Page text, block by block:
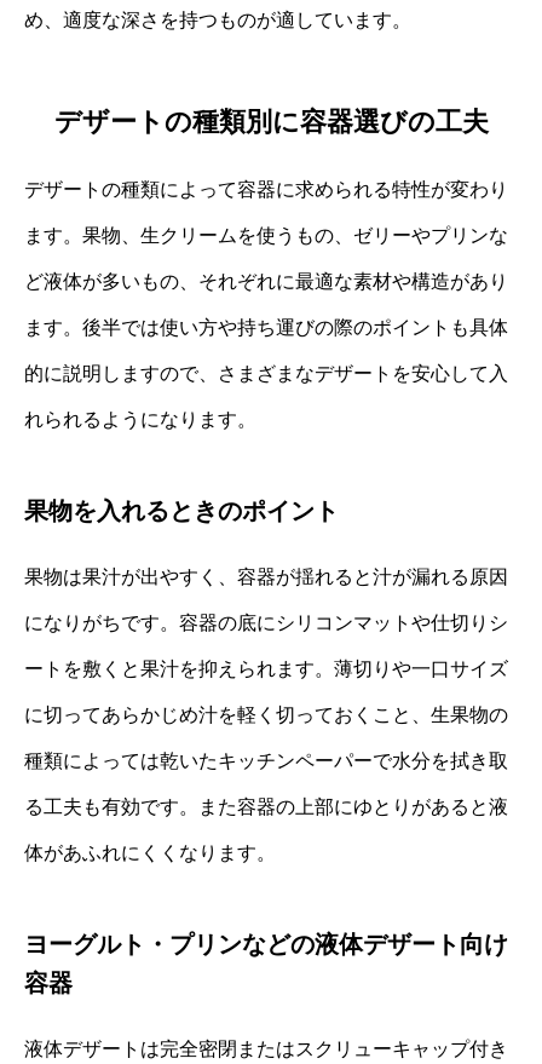
め、適度な深さを持つものが適しています。
デザートの種類別に容器選びの工夫
デザートの種類によって容器に求められる特性が変わり
ます。果物、生クリームを使うもの、ゼリーやプリンな
ど液体が多いもの、それぞれに最適な素材や構造があり
ます。後半では使い方や持ち運びの際のポイントも具体
的に説明しますので、さまざまなデザートを安心して入
れられるようになります。
果物を入れるときのポイント
果物は果汁が出やすく、容器が揺れると汁が漏れる原因
になりがちです。容器の底にシリコンマットや仕切りシ
ートを敷くと果汁を抑えられます。薄切りや一口サイズ
に切ってあらかじめ汁を軽く切っておくこと、生果物の
種類によっては乾いたキッチンペーパーで水分を拭き取
る工夫も有効です。また容器の上部にゆとりがあると液
体があふれにくくなります。
ヨーグルト・プリンなどの液体デザート向け
容器
液体デザートは完全密閉またはスクリューキャップ付き